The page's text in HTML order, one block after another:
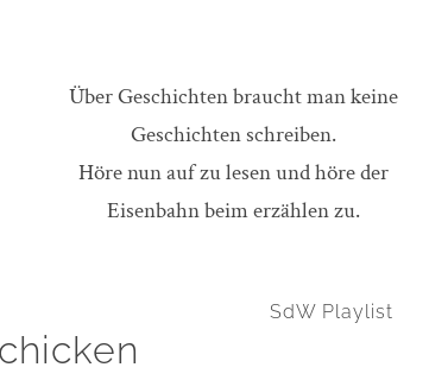
Über Geschichten braucht man keine
Geschichten schreiben.
Höre nun auf zu lesen und höre der
Eisenbahn beim erzählen zu.
SdW Playlist